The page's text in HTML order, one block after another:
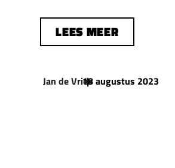
LEES MEER
Jan de Vries
|
18 augustus 2023